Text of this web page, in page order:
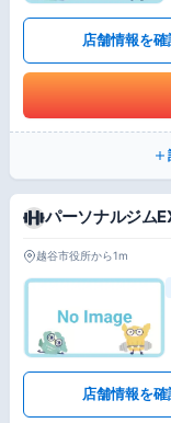
店舗情報を確
パーソナルジム
越谷市役所から1m
店舗情報を確